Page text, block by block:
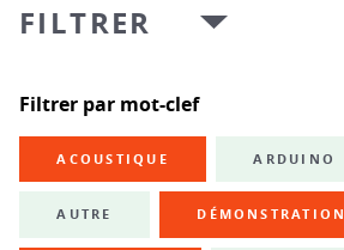
FILTRER
Filtrer par mot-clef
ACOUSTIQUE ARDUINO
AUTRE DÉMONSTRATION